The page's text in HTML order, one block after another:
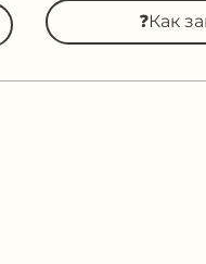
❓Как